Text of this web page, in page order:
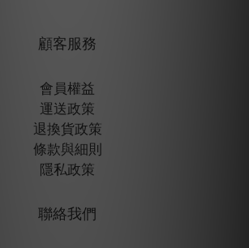
顧客服務
會員權益
運送政策
退換貨政策
條款與細則
隱私政策
聯絡我們